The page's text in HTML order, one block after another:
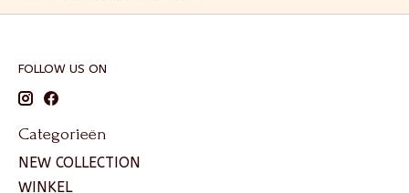
FOLLOW US ON
Categorieën
NEW COLLECTION
WINKEL